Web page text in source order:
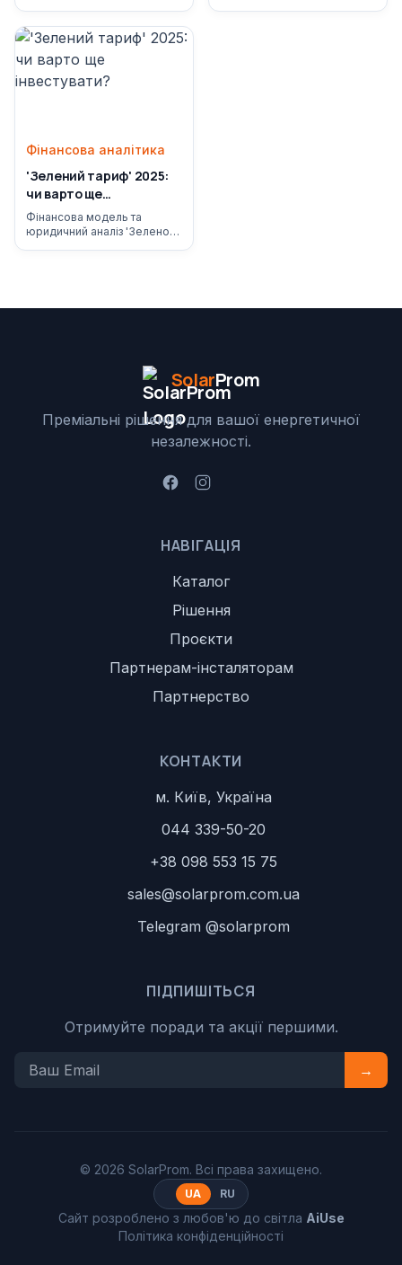
нові функції, що роблять
його лідером ринку.
Фінансова аналітика
'Зелений тариф' 2025:
чи варто ще
інвестувати?
Фінансова модель та
юридичний аналіз 'Зеленого
SolarProm
Преміальні рішення для вашої енергетичної
незалежності.
НАВІГАЦІЯ
Каталог
Рішення
Проєкти
Партнерам-інсталяторам
Партнерство
КОНТАКТИ
м. Київ, Україна
044 339-50-20
+38 098 553 15 75
sales@solarprom.com.ua
Telegram @solarprom
ПІДПИШІТЬСЯ
Отримуйте поради та акції першими.
→
© 2026 SolarProm. Всі права захищено.
UA RU
Сайт розроблено з любов'ю до світла AiUse
Політика конфіденційності